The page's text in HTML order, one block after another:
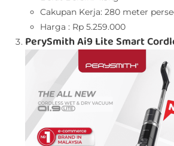
Cakupan Kerja: 280 meter
Harga : Rp 5.259.000
PerySmith Ai9 Lite Smart